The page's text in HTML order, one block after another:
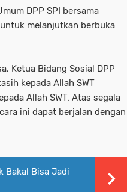
DPP SPI bersama
melanjutkan berbuka
Ketua Bidang Sosial DPP
kepada Allah SWT
Allah SWT. Atas segala
ini dapat berjalan dengan
Bakal Bisa Jadi